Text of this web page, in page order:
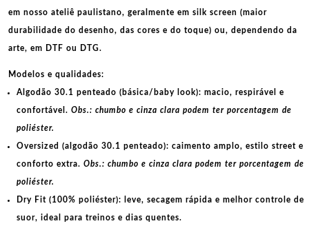
em nosso ateliê paulistano, geralmente em silk screen (maior
durabilidade do desenho, das cores e do toque) ou, dependendo da
arte, em DTF ou DTG.
Modelos e qualidades:
Algodão 30.1 penteado (básica/baby look): macio, respirável e
confortável. Obs.: chumbo e cinza clara podem ter porcentagem de
poliéster.
Oversized (algodão 30.1 penteado): caimento amplo, estilo street e
conforto extra. Obs.: chumbo e cinza clara podem ter porcentagem de
poliéster.
Dry Fit (100% poliéster): leve, secagem rápida e melhor controle de
suor, ideal para treinos e dias quentes.